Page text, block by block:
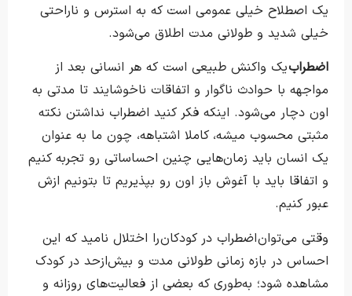
یک اصطلاح خیلی عمومی است که به استرس و ناراحتی
خیلی شدید و طولانی مدت اطلاق می‌شود.
اضطرابیک واکنش طبیعی است که هر انسانی بعد از
مواجهه با حوادث ناگوار و اتفاقات ناخوشایند تا مدتی به
اون دچار می‌شود. اینکه فکر کنید اضطراب نداشتن نکته
مثبتی محسوب میشه، کاملا اشتباهه، چون ما به عنوان
یک انسان باید زمان‌هایی چنین احساساتی رو تجربه کنیم
و اتفاقا باید با آغوش باز اون رو بپذیریم تا بتونیم ازش
عبور کنیم.
وقتی می‌توان اضطراب در کودکان را اختلال نامید که این
احساس در بازه زمانی طولانی مدت و بیش‌ازحد در کودک
مشاهده شود؛ به‌طوری که بعضی از فعالیت‌های روزانه و